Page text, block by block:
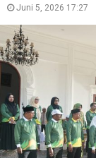
Juni 5, 2026 17:27